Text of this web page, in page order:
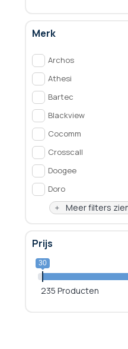
Merk
Archos
Athesi
Bartec
Blackview
Cocomm
Crosscall
Doogee
Doro
Meer filters
Prijs
30
235 Producten